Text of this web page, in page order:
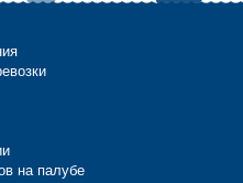
на палубе